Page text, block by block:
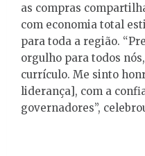
as compras
com economia total
para toda a região.
orgulho para todos
currículo. Me sinto
liderança], com a
governadores”,